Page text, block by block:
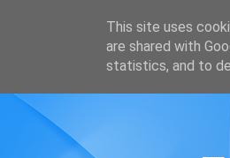
This site uses
are shared with
statistics, and to